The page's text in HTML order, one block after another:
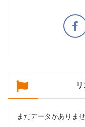
まだデータがありませ